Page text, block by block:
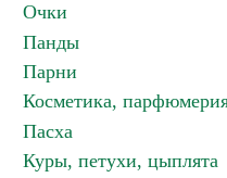
Очки
Панды
Парни
Косметика,
Пасха
Куры, петухи, цыплята